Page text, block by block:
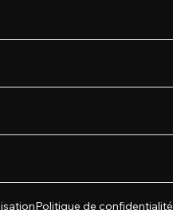
Politique de confidentialité